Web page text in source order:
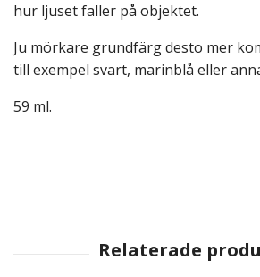
hur ljuset faller på objektet.
Ju mörkare grundfärg desto mer
till exempel svart, marinblå eller
59 ml.